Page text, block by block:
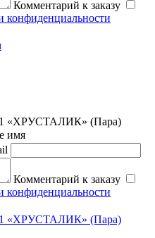
Комментарий к заказу
конфиденциальности
«ХРУСТАЛИК» (Пара)
имя
Комментарий к заказу
конфиденциальности
«ХРУСТАЛИК» (Пара)